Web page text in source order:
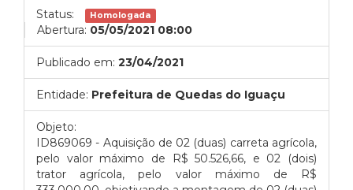
Status: Homologada
Abertura: 05/05/2021 08:00
Publicado em: 23/04/2021
Entidade: Prefeitura de Quedas do Iguaçu
Objeto:
ID869069 - Aquisição de 02 (duas) carreta agrícola,
pelo valor máximo de R$ 50.526,66, e 02 (dois)
trator agrícola, pelo valor máximo de R$